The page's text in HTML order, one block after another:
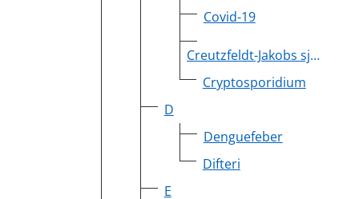
Covid-19
Creutzfeldt-Jakobs sjukdom
Cryptosporidium
D
Denguefeber
Difteri
E